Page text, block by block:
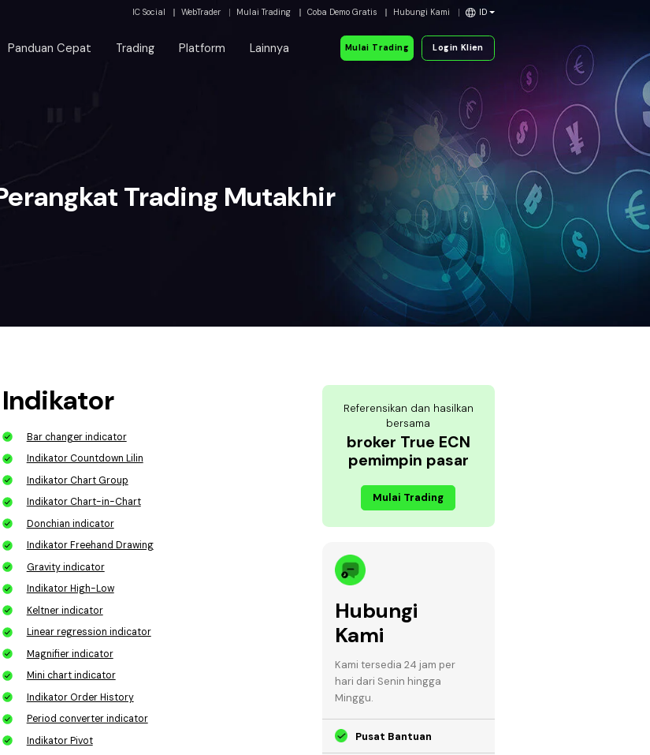
IC Social WebTrader Mulai Trading Coba Demo Gratis Hubungi Kami ID
Panduan Cepat Trading Platform Lainnya Mulai Trading Login Klien
Trading Mutakhir
Indikator
Bar changer indicator
Indikator Countdown Lilin
Indikator Chart Group
Indikator Chart-in-Chart
Donchian indicator
Indikator Freehand Drawing
Gravity indicator
Indikator High-Low
Keltner indicator
Linear regression indicator
Magnifier indicator
Mini chart indicator
Indikator Order History
Period converter indicator
Indikator Pivot
Referensikan dan hasilkan
bersama
broker True ECN
pemimpin pasar
Mulai Trading
Hubungi
Kami
Kami tersedia 24 jam per
hari dari Senin hingga
Minggu.
Pusat Bantuan